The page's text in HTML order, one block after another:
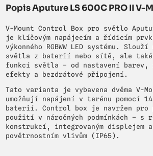
Popis Aputure LS 600C PRO II V-
V-Mount Control Box pro světlo
je klíčovým napájecím a řídicím
výkonného RGBWW LED systému.
světla z baterií nebo sítě, ale také
funkcí světla – od nastavení
efekty a bezdrátové připojení.
Tato varianta je vybavena dvěma V-
umožňují napájení v terénu pomocí
baterií. Control box je navržen pro
použití v náročných podmínkách – s
konstrukcí, integrovaným displejem
povětrnostním vlivům (IP65).